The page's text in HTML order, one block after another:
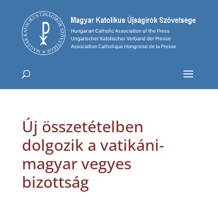
Új összetételben
dolgozik a vatikáni-
magyar vegyes
bizottság